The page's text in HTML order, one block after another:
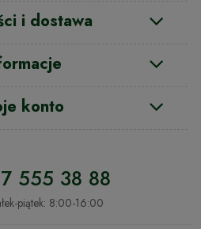
i dostawa
konto
555 38 88
piątek: 8:00-16:00